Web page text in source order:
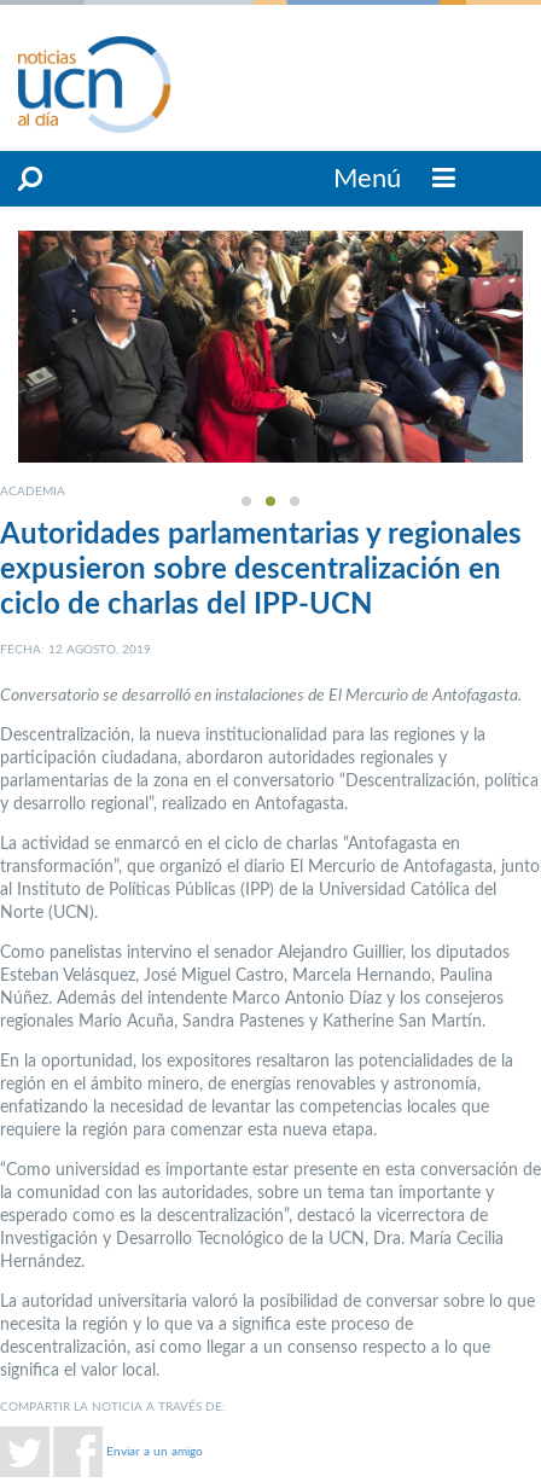
Menú
ACADEMIA
Autoridades parlamentarias y regionales
expusieron sobre descentralización en
ciclo de charlas del IPP-UCN
FECHA: 12 AGOSTO, 2019
Conversatorio se desarrolló en instalaciones de El Mercurio de Antofagasta.
Descentralización, la nueva institucionalidad para las regiones y la
participación ciudadana, abordaron autoridades regionales y
parlamentarias de la zona en el conversatorio “Descentralización, política
y desarrollo regional”, realizado en Antofagasta.
La actividad se enmarcó en el ciclo de charlas “Antofagasta en
transformación”, que organizó el diario El Mercurio de Antofagasta, junto
al Instituto de Políticas Públicas (IPP) de la Universidad Católica del
Norte (UCN).
Como panelistas intervino el senador Alejandro Guillier, los diputados
Esteban Velásquez, José Miguel Castro, Marcela Hernando, Paulina
Núñez. Además del intendente Marco Antonio Díaz y los consejeros
regionales Mario Acuña, Sandra Pastenes y Katherine San Martín.
En la oportunidad, los expositores resaltaron las potencialidades de la
región en el ámbito minero, de energías renovables y astronomía,
enfatizando la necesidad de levantar las competencias locales que
requiere la región para comenzar esta nueva etapa.
“Como universidad es importante estar presente en esta conversación de
la comunidad con las autoridades, sobre un tema tan importante y
esperado como es la descentralización”, destacó la vicerrectora de
Investigación y Desarrollo Tecnológico de la UCN, Dra. María Cecilia
Hernández.
La autoridad universitaria valoró la posibilidad de conversar sobre lo que
necesita la región y lo que va a significa este proceso de
descentralización, así como llegar a un consenso respecto a lo que
significa el valor local.
COMPARTIR LA NOTICIA A TRAVÉS DE:
Enviar a un amigo